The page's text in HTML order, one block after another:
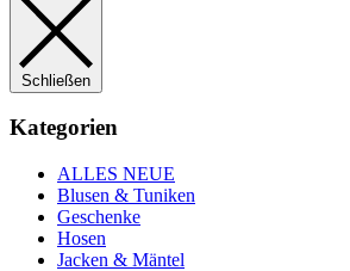
Schließen
Kategorien
ALLES NEUE
Blusen & Tuniken
Geschenke
Hosen
Jacken & Mäntel